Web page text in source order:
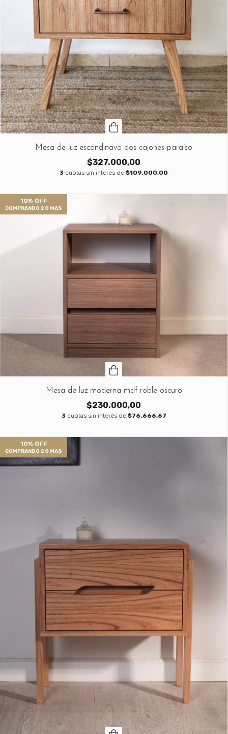
Mesa de luz escandinava dos cajones paraíso
$327.000,00
3 cuotas sin interés de $109.000,00
10% OFF
COMPRANDO 2 O MÁS
Mesa de luz moderna mdf roble oscuro
$230.000,00
3 cuotas sin interés de $76.666,67
10% OFF
COMPRANDO 2 O MÁS